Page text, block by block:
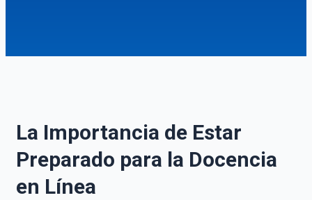
La Importancia de Estar
Preparado para la Docencia
en Línea